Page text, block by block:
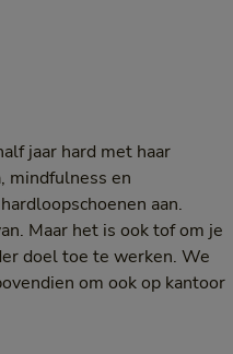
jaar hard met haar
mindfulness en
aan.
Maar het is ook tof om je
doel toe te werken. We
om ook op kantoor